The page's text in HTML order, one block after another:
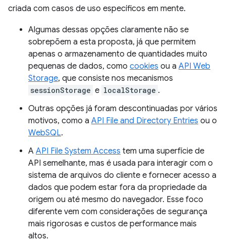
criada com casos de uso específicos em mente.
Algumas dessas opções claramente não se
sobrepõem a esta proposta, já que permitem
apenas o armazenamento de quantidades muito
pequenas de dados, como cookies ou a API Web
Storage, que consiste nos mecanismos
sessionStorage e localStorage .
Outras opções já foram descontinuadas por vários
motivos, como a API File and Directory Entries ou o
WebSQL.
A API File System Access tem uma superfície de
API semelhante, mas é usada para interagir com o
sistema de arquivos do cliente e fornecer acesso a
dados que podem estar fora da propriedade da
origem ou até mesmo do navegador. Esse foco
diferente vem com considerações de segurança
mais rigorosas e custos de performance mais
altos.